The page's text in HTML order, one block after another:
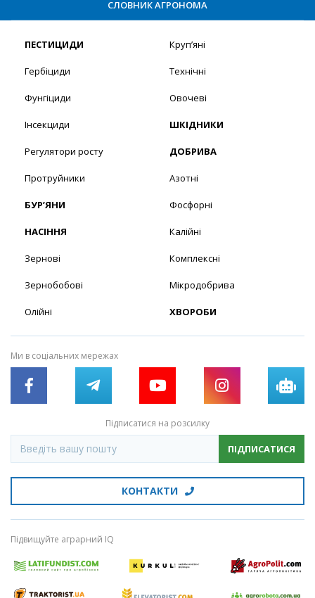
СЛОВНИК АГРОНОМА
ПЕСТИЦИДИ
Гербіциди
Фунгіциди
Інсекциди
Регулятори росту
Протруйники
БУР’ЯНИ
НАСІННЯ
Зернові
Зернобобові
Олійні
Круп’яні
Технічні
Овочеві
ШКІДНИКИ
ДОБРИВА
Азотні
Фосфорні
Калійні
Комплексні
Мікродобрива
ХВОРОБИ
Ми в соціальних мережах
Підписатися на розсилку
ПІДПИСАТИСЯ
КОНТАКТИ
Підвищуйте аграрний IQ